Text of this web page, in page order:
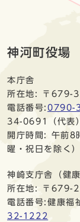
神河町役場
本庁舎
所在地: 〒679-
電話番号: 0790-
34-0691（代表
開庁時間: 午前8
曜・祝日を除く）
神崎支庁舎（健
所在地: 〒679-
電話番号:健康福
32-1222